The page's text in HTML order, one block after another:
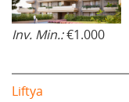
Inv. Min.:€1.000
Liftya